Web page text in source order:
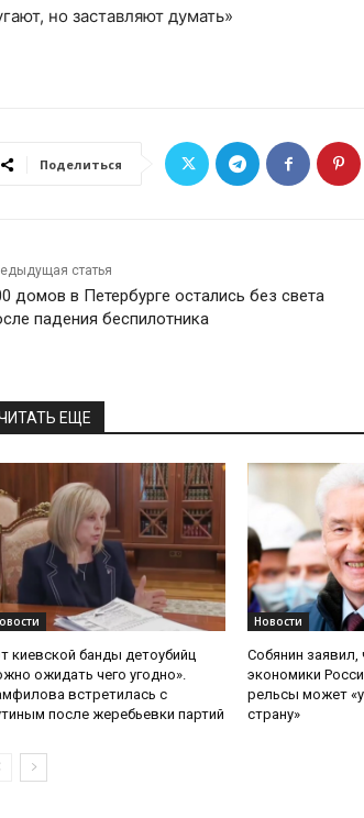
но заставляют думать»
Поделиться
статья
домов в Петербурге остались без света
падения беспилотника
ЕЩЕ
киевской банды детоубийц
ожидать чего угодно».
встретилась с
после жеребьевки партий
Новости
Собянин заявил,
экономики
рельсы может
страну»